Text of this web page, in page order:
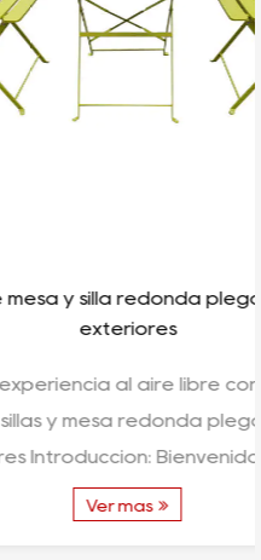
plegable para
libre con el versátil
plegable para
exteriores Introducción: Bienvenido al epí...